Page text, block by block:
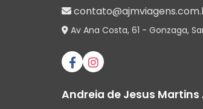
Av Ana Costa, 61 - Gonzaga,
Andreia de Jesus Martins